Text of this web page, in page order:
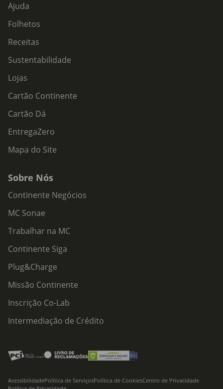
Ajuda
Folhetos
Receitas
Sustentabilidade
Lojas
Cartão Continente
Cartão Dá
EntregaZero
Mapa do Site
Sobre Nós
Continente Negócios
MC Sonae
Trabalhar na MC
Continente Siga
Plug&Charge
Missão Continente
Inscrição Co-Lab
Intermediação de Crédito
AcessibilidadePolítica de ServiçosPolítica de CookiesCentro de Privacidade